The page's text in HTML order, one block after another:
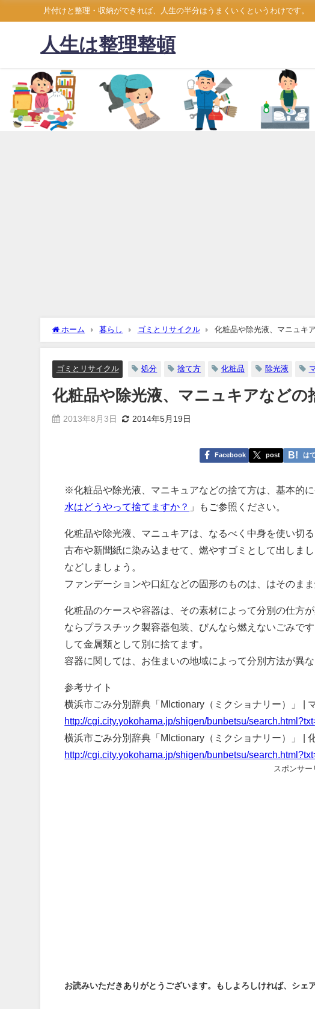
片付けと整理・収納ができれば、人生の半分はうまくいくというわけです。
人生は整理整頓
ホーム 暮らし ゴミとリサイクル 化粧品や除光液、マニュキ
ゴミとリサイクル 処分 捨て方 化粧品 除光液
化粧品や除光液、マニュキアなどの
2013年8月3日 2014年5月19日
Facebook post は
※化粧品や除光液、マニキュアなどの捨て方は、基本的
水はどうやって捨てますか？
」もご参照ください。
化粧品や除光液、マニュキアは、なるべく中身を使い切
古布や新聞紙に染み込ませて、燃やすゴミとして出しま
などしましょう。
ファンデーションや口紅などの固形のものは、はそのま
化粧品のケースや容器は、その素材によって分別の仕方
ならプラスチック製容器包装、びんなら燃えないごみで
して金属類として別に捨てます。
容器に関しては、お住まいの地域によって分別方法が異
参考サイト
横浜市ごみ分別辞典「MIctionary（ミクショナリー）」 |
http://cgi.city.yokohama.jp/shigen/bunbetsu/
横浜市ごみ分別辞典「MIctionary（ミクショナリー）」 |
http://cgi.city.yokohama.jp/shigen/bunbetsu/
スポンサー
お読みいただきありがとうございます。もしよろしければ、シェ